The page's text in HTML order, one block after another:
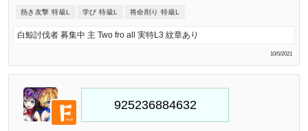
熱き友撃 特級L 学び 特級L 将命削り 特級L
白鯨討伐者 募集中 主 Two fro all 実特L3 紋章あり
10/5/2021